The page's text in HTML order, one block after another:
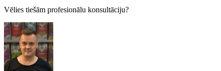
Vēlies tiešām profesionālu konsultāciju?